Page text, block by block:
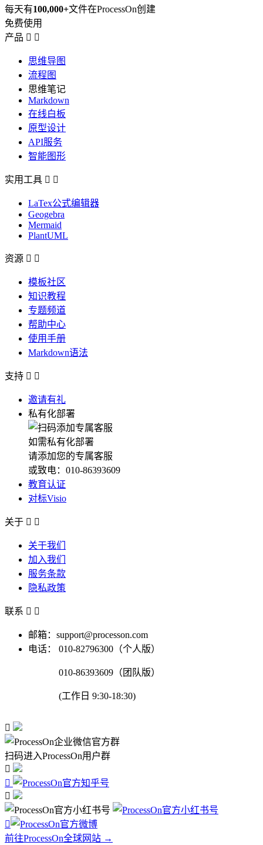
每天有100,000+文件在ProcessOn创建
免费使用
产品  
思维导图
流程图
思维笔记
Markdown
在线白板
原型设计
API服务
智能图形
实用工具  
LaTex公式编辑器
Geogebra
Mermaid
PlantUML
资源  
模板社区
知识教程
专题频道
帮助中心
使用手册
Markdown语法
支持  
邀请有礼
私有化部署
如需私有化部署
请添加您的专属客服
或致电：010-86393609
教育认证
对标Visio
关于  
关于我们
加入我们
服务条款
隐私政策
联系  
邮箱：support@processon.com
电话：
010-82796300（个人版）
010-86393609（团队版）
(工作日 9:30-18:30)

扫码进入ProcessOn用户群




前往ProcessOn全球网站 →